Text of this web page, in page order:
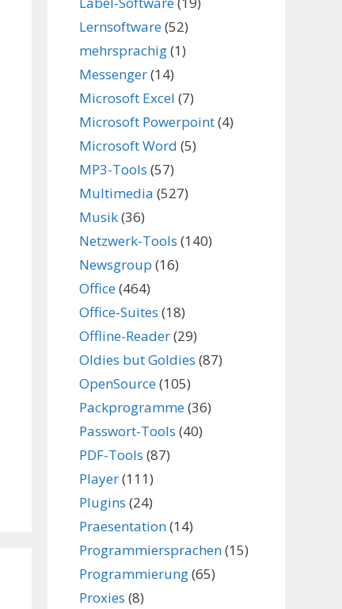
Lernsoftware(52)
mehrsprachig(1)
Messenger(14)
Microsoft Excel (7)
Microsoft Powerpoint(4)
Microsoft Word (5)
MP3-Tools (57)
Multimedia (527)
Musik(36)
Netzwerk-Tools (140)
Newsgroup (16)
Office(464)
Office-Suites (18)
Offline-Reader(29)
Oldies but Goldies (87)
OpenSource(105)
Packprogramme(36)
Passwort-Tools (40)
PDF-Tools (87)
Player(111)
Plugins (24)
Praesentation(14)
Programmiersprachen(15)
Programmierung(65)
Proxies (8)